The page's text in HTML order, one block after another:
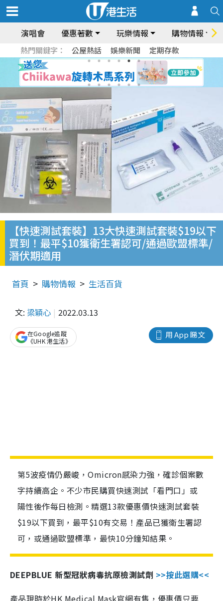
演唱會 優惠著數 玩樂情報 購物情報
熱門關鍵字： 公屋熱話 娛樂新聞 定期存款
【快速測試套裝】13大快速測試套裝$19以下
買到！最平$10獲衛生署認可/通過歐盟標準/
潛伏期適用
首頁 購物情報 生活百貨
文: 梁穎心 2022.03.13
用 App 睇文
在Google追蹤
《UHK 港生活》
第5波疫情仍嚴峻，Omicron感染力強，確診個案數
字持續高企。不少市民購買快速測試「看門口」或
陽性後作每日檢測。精選13款優惠價快速測試套裝
$19以下買到，最平$10有交易！產品已獲衛生署認
可，或通過歐盟標準，最快10分鐘知結果。
DEEPBLUE 新型冠狀病毒抗原檢測試劑 >>按此選購<<
產品現時於HK Medical Mask官網有售，優惠價只要